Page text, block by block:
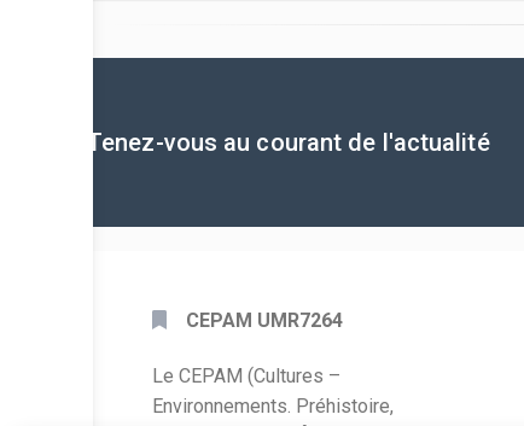
Tenez-vous au courant de l'actualité
CEPAM UMR7264
Le CEPAM (Cultures –
Environnements. Préhistoire,